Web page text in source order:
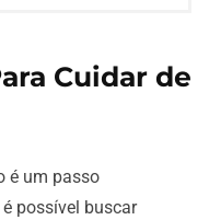
Cuidar de
é um passo
possível buscar